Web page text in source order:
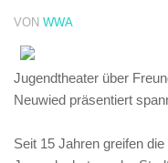
VON WWA
Jugendtheater über
Neuwied präsentiert
Seit 15 Jahren greifen